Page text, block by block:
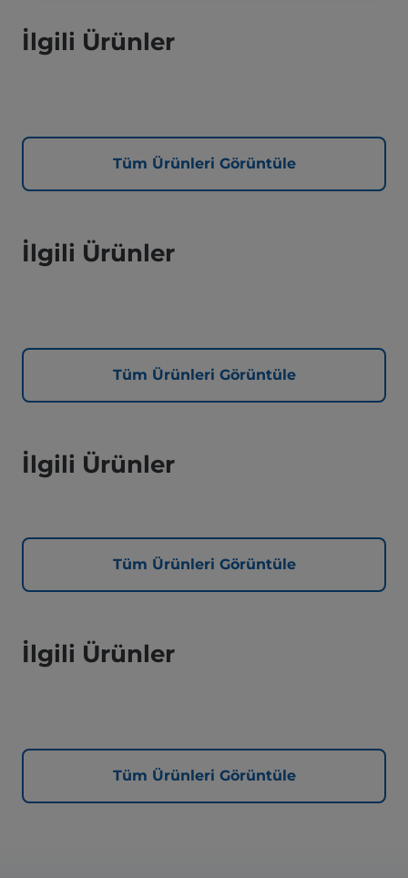
İlgili Ürünler
Tüm Ürünleri Görüntüle
İlgili Ürünler
Tüm Ürünleri Görüntüle
İlgili Ürünler
Tüm Ürünleri Görüntüle
İlgili Ürünler
Tüm Ürünleri Görüntüle